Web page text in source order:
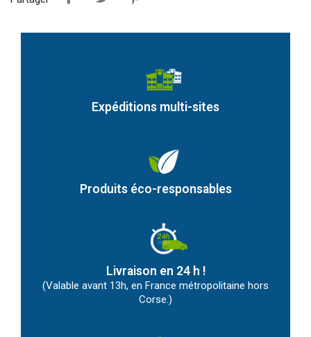
Expéditions multi-sites
Produits éco-responsables
Livraison en 24 h !
(Valable avant 13h, en France métropolitaine hors
Corse.)